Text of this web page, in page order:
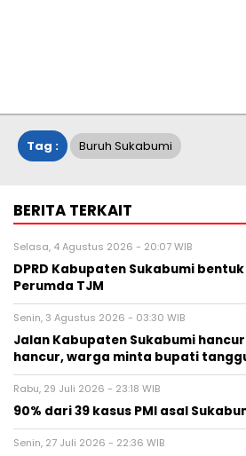
Tag : Buruh Sukabumi
BERITA TERKAIT
Selasa, 4 Agustus 2026 - 20:07 WIB
DPRD Kabupaten Sukabumi
Perumda TJM
Senin, 3 Agustus 2026 - 03:30 WIB
Jalan Kabupaten Sukabumi
hancur, warga minta bupati
Rabu, 29 Juli 2026 - 23:18 WIB
90% dari 39 kasus PMI asal
Senin, 27 Juli 2026 - 22:36 WIB